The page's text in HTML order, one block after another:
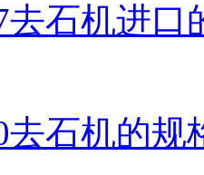
去石机进口
去石机的规